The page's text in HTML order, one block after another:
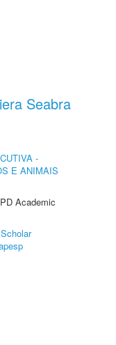
Seabra
-
E ANIMAIS
Academic